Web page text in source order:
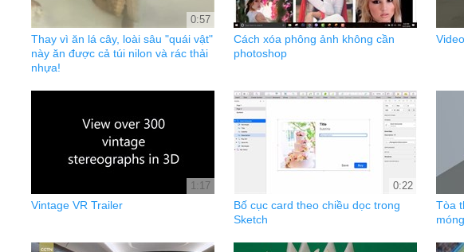
0:57
Thay vì ăn lá cây, loài sâu "quái vật"
này ăn được cả túi nilon và rác thải
nhựa!
Cách xóa phông ảnh không cần
photoshop
1:17
Vintage VR Trailer
0:22
Bố cục card theo chiều dọc trong
Sketch
Tòa